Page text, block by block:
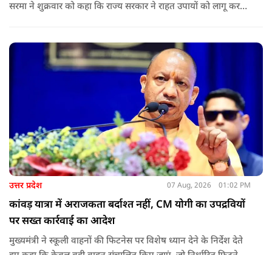
सरमा ने शुक्रवार को कहा कि राज्य सरकार ने राहत उपायों को लागू करना
उत्तर प्रदेश 07 Aug, 2026 01:02 PM
कांवड़ यात्रा में अराजकता बर्दाश्त नहीं, CM योगी का उपद्रवियों
पर सख्त कार्रवाई का आदेश
मुख्यमंत्री ने स्कूली वाहनों की फिटनेस पर विशेष ध्यान देने के निर्देश देते